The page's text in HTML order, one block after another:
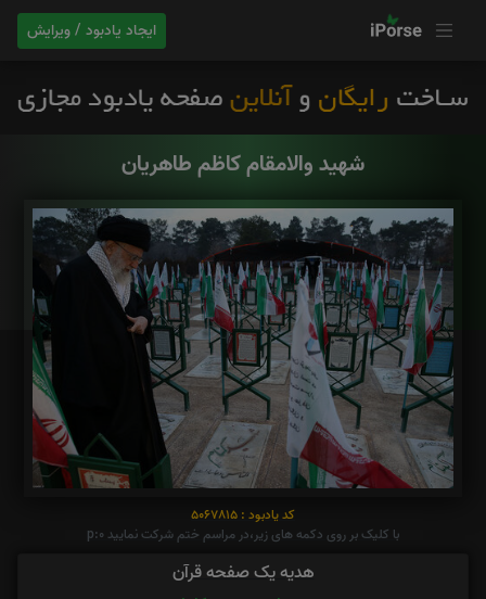
ایجاد یادبود / ویرایش
شهید والامقام کاظم طاهریان
کد یادبود : 5067815
با کلیک بر روی دکمه های زیر،در مراسم ختم شرکت نمایید p:0
هدیه یک صفحه قرآن